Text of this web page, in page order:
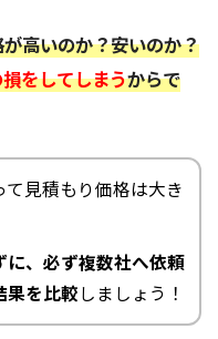
高いのか？安いのか？
をしてしまうからで
見積もり価格は大き
に、必ず複数社へ依頼
果を比較しましょう！